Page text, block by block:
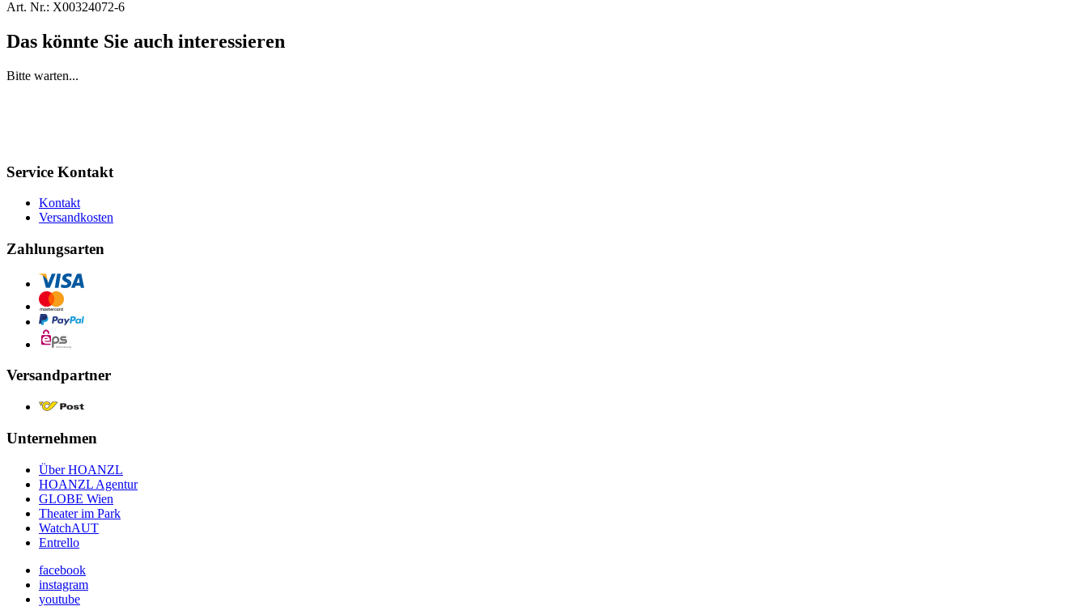
Art. Nr.: X00324072-6
Das könnte Sie auch interessieren
Bitte warten...
Service Kontakt
Kontakt
Versandkosten
Zahlungsarten
Versandpartner
Unternehmen
Über HOANZL
HOANZL Agentur
GLOBE Wien
Theater im Park
WatchAUT
Entrello
facebook
instagram
youtube